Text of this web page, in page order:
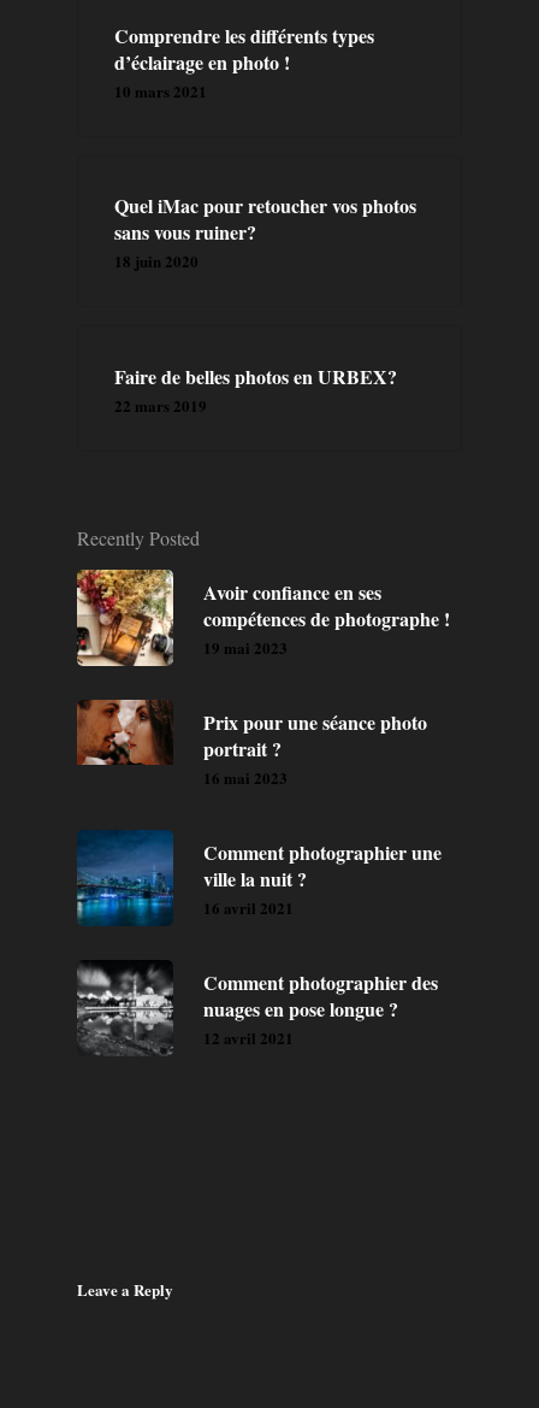
Comprendre les différents types
d’éclairage en photo !
10 mars 2021
Quel iMac pour retoucher vos photos
sans vous ruiner?
18 juin 2020
Faire de belles photos en URBEX?
22 mars 2019
Recently Posted
Avoir confiance en ses
compétences de photographe !
19 mai 2023
Prix pour une séance photo
portrait ?
16 mai 2023
Comment photographier une
ville la nuit ?
16 avril 2021
Comment photographier des
nuages en pose longue ?
12 avril 2021
Leave a Reply